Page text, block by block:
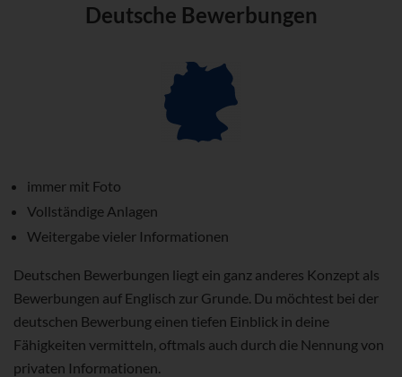
Deutsche Bewerbungen
immer mit Foto
Vollständige Anlagen
Weitergabe vieler Informationen
Deutschen Bewerbungen liegt ein ganz anderes Konzept als
Bewerbungen auf Englisch zur Grunde. Du möchtest bei der
deutschen Bewerbung einen tiefen Einblick in deine
Fähigkeiten vermitteln, oftmals auch durch die Nennung von
privaten Informationen.